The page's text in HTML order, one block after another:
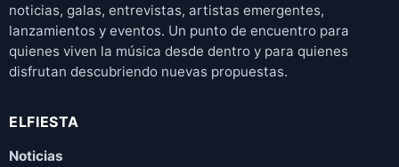
noticias, galas, entrevistas, artistas emergentes,
lanzamientos y eventos. Un punto de encuentro para
quienes viven la música desde dentro y para quienes
disfrutan descubriendo nuevas propuestas.
ELFIESTA
Noticias